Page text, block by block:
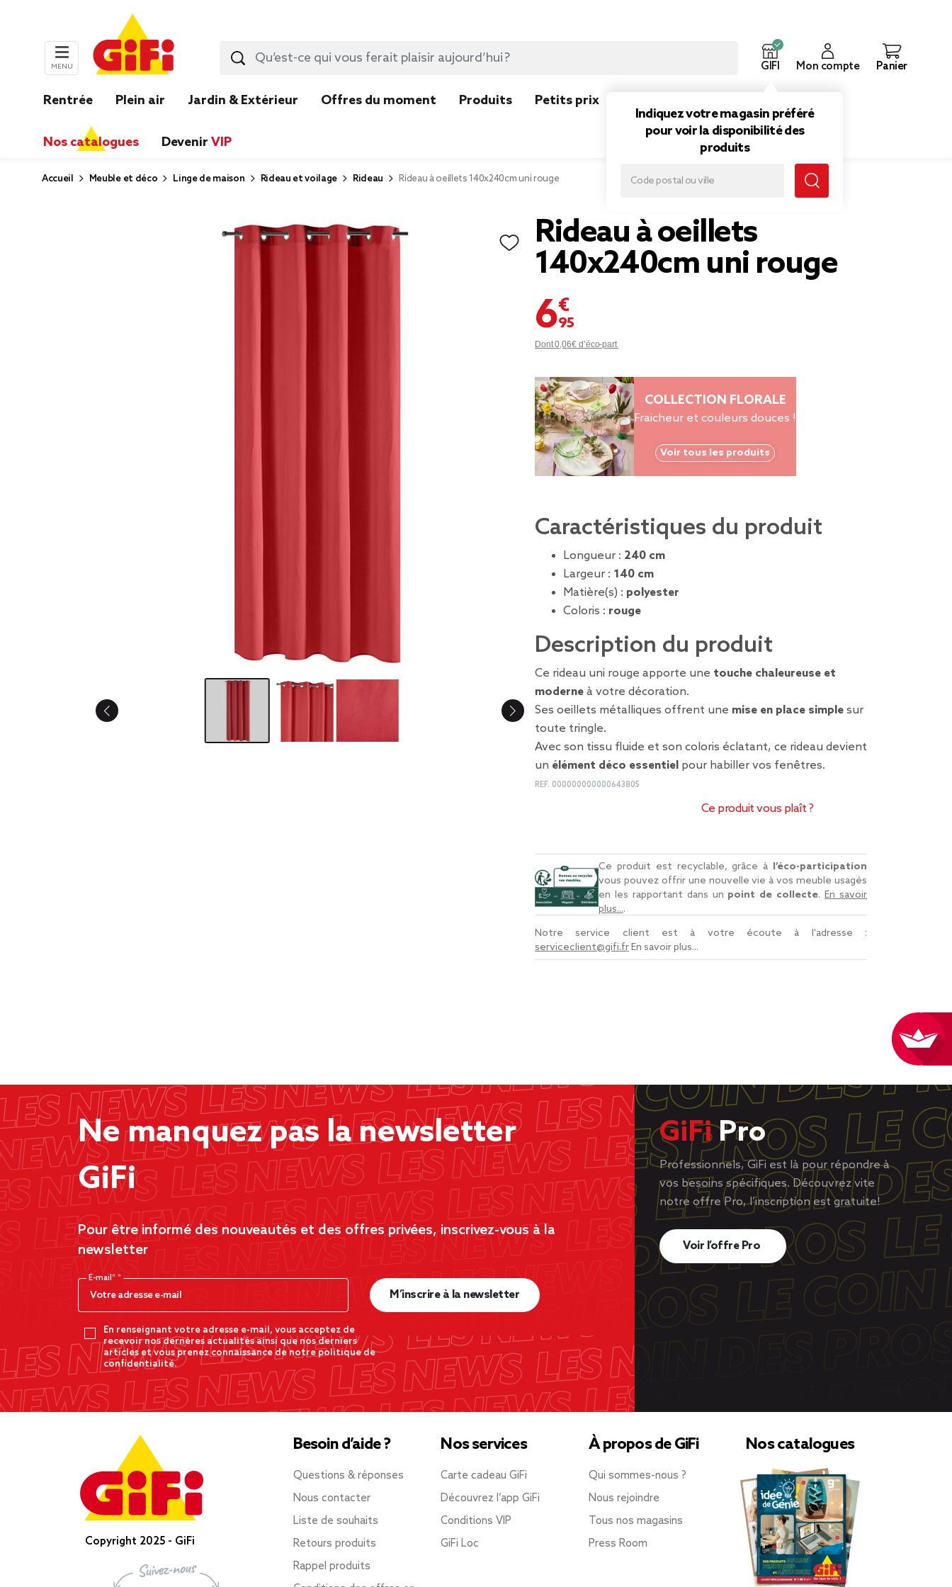
MENU GIFI
Indiquez votre magasin préféré
pour voir la disponibilité des
produits
Mon compte Panier
Rentrée Plein air Jardin & Extérieur Offres du moment Produits Petits prix
Nos catalogues Devenir VIP
Accueil Meuble et déco Linge de maison Rideau et voilage Rideau Rideau à oeillets 140x240cm uni rouge
Rideau à oeillets
140x240cm uni rouge
6,95 €
Dont 0,06€ d’éco-part
COLLECTION FLORALE
Fraicheur et couleurs douces !
Voir tous les produits
Caractéristiques du produit
Longueur : 240 cm
Largeur : 140 cm
Matière(s) : polyester
Coloris : rouge
Description du produit
Ce rideau uni rouge apporte une touche chaleureuse et
moderne à votre décoration.
Ses oeillets métalliques offrent une mise en place simple sur
toute tringle.
Avec son tissu fluide et son coloris éclatant, ce rideau devient
un élément déco essentiel pour habiller vos fenêtres.
REF. 000000000000643805
Ce produit vous plaît ?
Ce produit est recyclable, grâce à l’éco-participation
vous pouvez offrir une nouvelle vie à vos meuble usagés
en les rapportant dans un point de collecte.En savoir
plus....
Notre service client est à votre écoute à l'adresse :
serviceclient@gifi.frEn savoir plus...
Ne manquez pas la newsletter
GiFi
Pour être informé des nouveautés et des offres privées, inscrivez-vous à la
newsletter
E-mail*
En renseignant votre adresse e-mail, vous acceptez de
recevoir nos dernères actualités ainsi que nos derniers
articles et vous prenez connaissance de notre politique de
confidentialité.
M’inscrire à la newsletter
GiFiPro
Professionnels, GiFi est là pour répondre à
vos besoins spécifiques. Découvrez vite
notre offre Pro, l’inscription est gratuite!
Voir l’offre Pro
Copyright 2025 - GiFi
Besoin d’aide ?
Questions & réponses
Nous contacter
Liste de souhaits
Retours produits
Rappel produits
Nos services
Carte cadeau GiFi
Découvrez l’app GiFi
Conditions VIP
GiFi Loc
À propos de GiFi
Qui sommes-nous ?
Nous rejoindre
Tous nos magasins
Press Room
Nos catalogues